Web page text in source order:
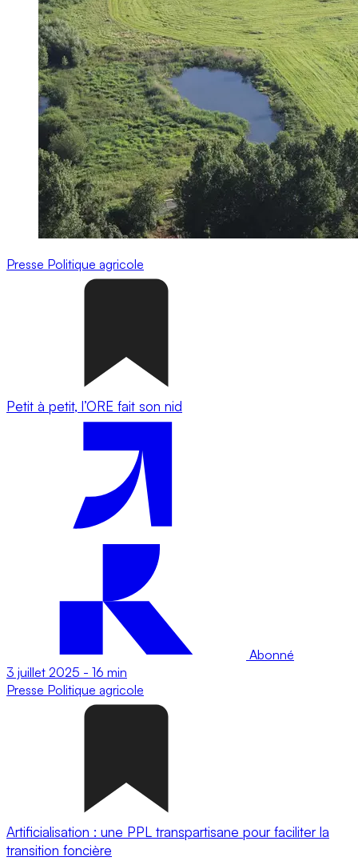
Presse Politique agricole
Petit à petit, l’ORE fait son nid
Abonné
3 juillet 2025 - 16 min
Presse Politique agricole
Artificialisation : une PPL transpartisane pour faciliter la
transition foncière